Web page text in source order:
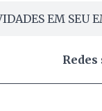
EM SEU